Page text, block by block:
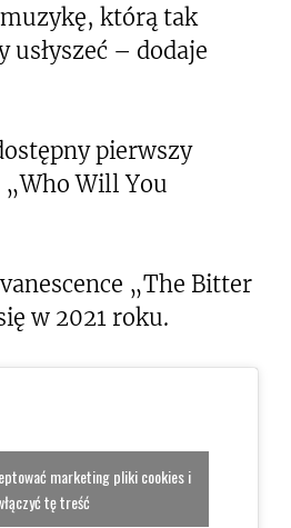
którą tak
usłyszeć – dodaje
pierwszy
Will You
„The Bitter
w 2021 roku.
marketing pliki cookies i
tę treść